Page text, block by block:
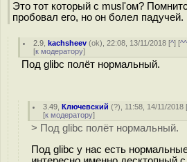
Это тот который с musl'ом?
пробовал его, но он болел падучей.
2.9 ,kachsheev (ok), 22:08, 13/11/2018 [^] [^^
[к модератору]
Под glibc полёт нормальный.
3.49 ,Ключевский (?), 11:58, 14/11/2018
[к модератору]
> Под glibc полёт нормальный.
Под glibc у нас есть